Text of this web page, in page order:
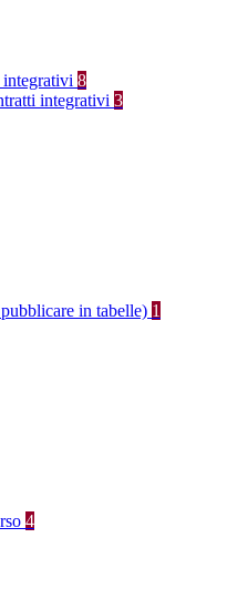
8
integrativi 3
in tabelle) 1
4